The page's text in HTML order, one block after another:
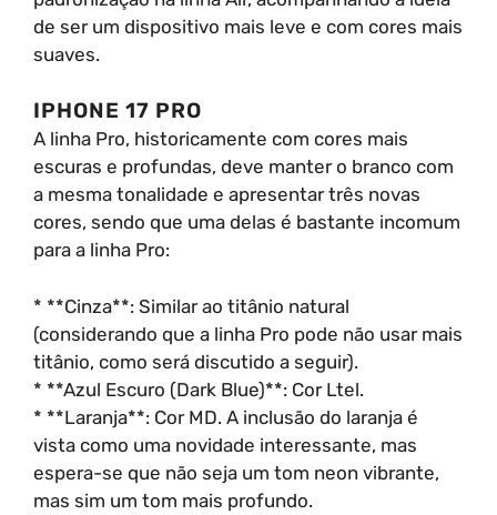
de ser um dispositivo mais leve e com cores mais
suaves.
IPHONE 17 PRO
A linha Pro, historicamente com cores mais
escuras e profundas, deve manter o branco com
a mesma tonalidade e apresentar três novas
cores, sendo que uma delas é bastante incomum
para a linha Pro:
* **Cinza**: Similar ao titânio natural
(considerando que a linha Pro pode não usar mais
titânio, como será discutido a seguir).
* **Azul Escuro (Dark Blue)**: Cor Ltel.
* **Laranja**: Cor MD. A inclusão do laranja é
vista como uma novidade interessante, mas
espera-se que não seja um tom neon vibrante,
mas sim um tom mais profundo.